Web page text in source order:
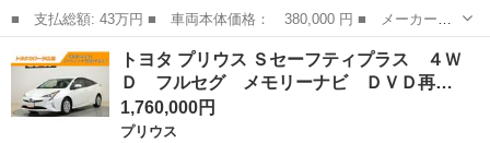
■ 支払総額: 43万円 ■ 車両本体価格： 380,000 円 ■ メーカー
名： トヨタ ■ 車種名： ピクシスエポック ■ グレード名：
Ｌ ＳＡＩＩＩ スマアシ３ ＥＴＣ ■ 排気量： 660cc ■ ドア枚
数： 5...
三次市 その他
トヨタ プリウス Ｓセーフティプラス ４Ｗ
Ｄ フルセグ メモリーナビ ＤＶＤ再…
1,760,000円
プリウス